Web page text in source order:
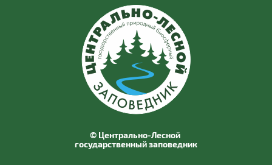
© Центрально-Лесной
государственный заповедник